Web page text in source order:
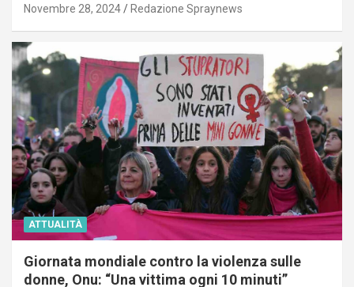
Novembre 28, 2024 Redazione Spraynews
ATTUALITÀ
Giornata mondiale contro la violenza sulle
donne, Onu: “Una vittima ogni 10 minuti”